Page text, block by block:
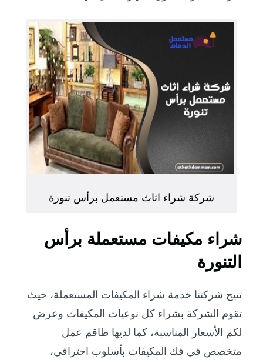
شركة شراء اثاث مستعمل برأس تنورة
شراء مكيفات مستعملة برأس
التنورة
تتيح شركتنا خدمة شراء المكيفات المستعملة، حيث
تقوم الشركة بشراء كل نوعيات المكيفات وعرض
لكم الأسعار المناسبة، كما لديها طاقم عمل
متخصص في فك المكيفات بأسلوب احترافي،